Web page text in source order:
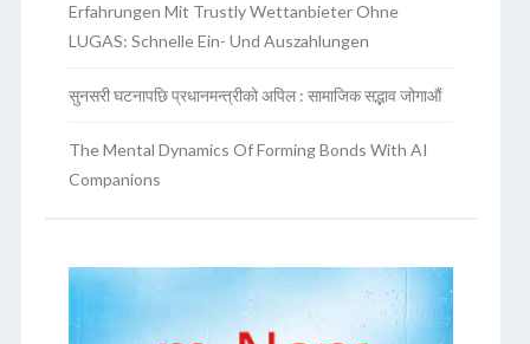
Erfahrungen Mit Trustly Wettanbieter Ohne
LUGAS: Schnelle Ein- Und Auszahlungen
सुनसरी घटनापछि प्रधानमन्त्रीको अपिल : सामाजिक सद्भाव जोगाऔं
The Mental Dynamics Of Forming Bonds With AI
Companions